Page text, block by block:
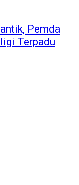
Pemda
Terpadu